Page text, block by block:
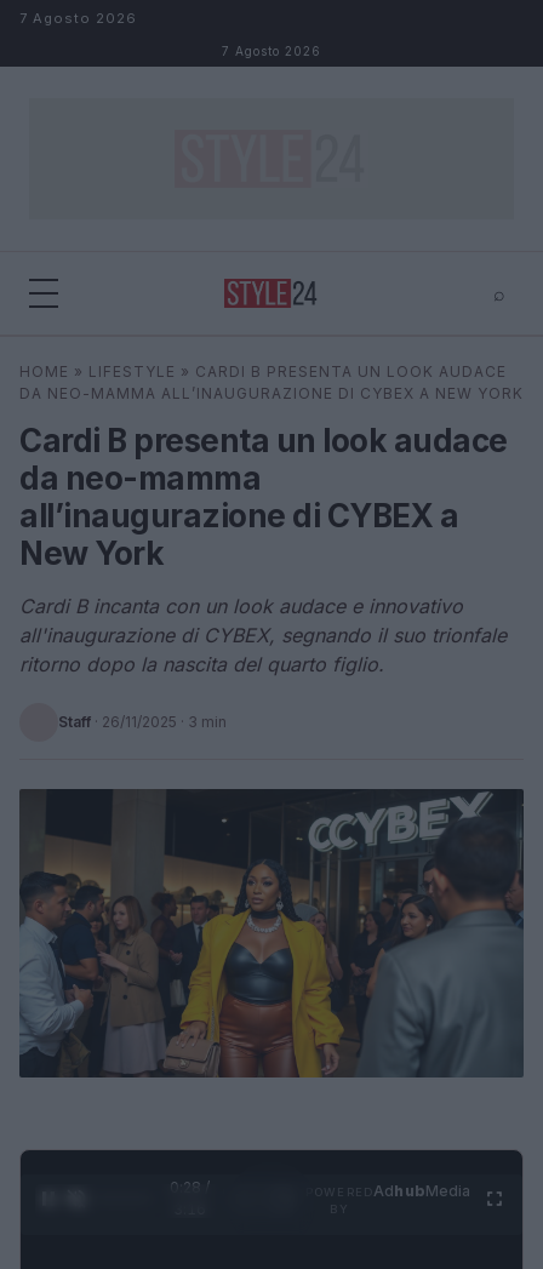
Salta al contenuto
7 Agosto 2026
7 Agosto 2026
⌕
Cerca ⌕ ×
HOME » LIFESTYLE » CARDI B PRESENTA UN LOOK AUDACE
DA NEO-MAMMA ALL’INAUGURAZIONE DI CYBEX A NEW YORK
Cardi B presenta un look audace
da neo-mamma
all’inaugurazione di CYBEX a
New York
Cardi B incanta con un look audace e innovativo
all'inaugurazione di CYBEX, segnando il suo trionfale
ritorno dopo la nascita del quarto figlio.
Staff · 26/11/2025 · 3 min
0:29 /
AdhubMedia